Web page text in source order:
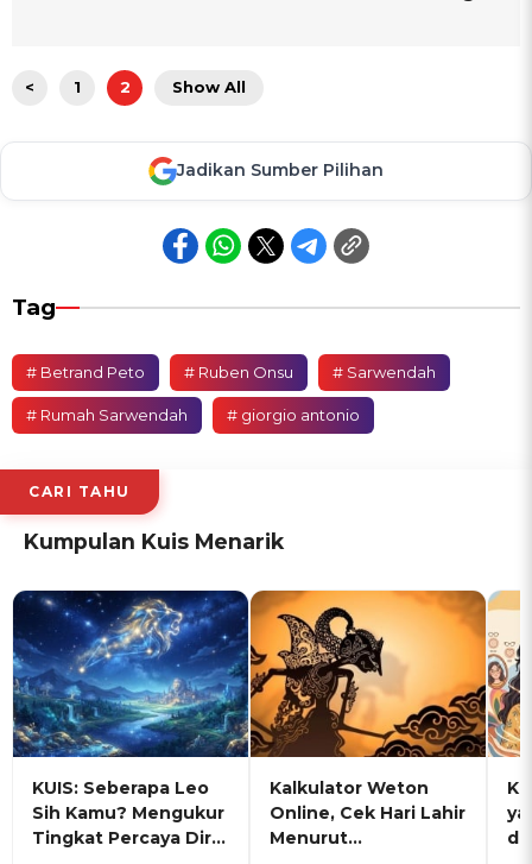
< 1 2 Show All
Jadikan Sumber Pilihan
Tag
# Betrand Peto # Ruben Onsu # Sarwendah
# Rumah Sarwendah # giorgio antonio
CARI TAHU
Kumpulan Kuis Menarik
KUIS: Seberapa Leo
Sih Kamu? Mengukur
Tingkat Percaya Diri
Kalkulator Weton
Online, Cek Hari Lahir
Menurut